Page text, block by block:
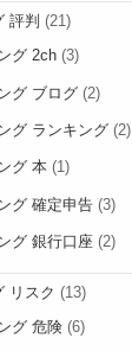
評判 (21)
グ 2ch (3)
グ ブログ (2)
グ ランキング (2)
グ 本 (1)
グ 確定申告 (3)
グ 銀行口座 (2)
リスク (13)
グ 危険 (6)